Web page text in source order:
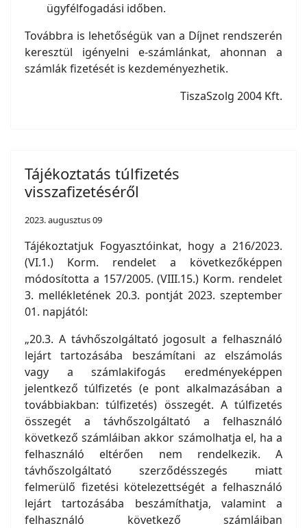
ügyfélfogadási időben.
Továbbra is lehetőségük van a Díjnet rendszerén
keresztül igényelni e-számlánkat, ahonnan a
számlák fizetését is kezdeményezhetik.
TiszaSzolg 2004 Kft.
Tájékoztatás túlfizetés
visszafizetéséről
2023. augusztus 09
Tájékoztatjuk Fogyasztóinkat, hogy a 216/2023.
(VI.1.) Korm. rendelet a következőképpen
módosította a 157/2005. (VIII.15.) Korm. rendelet
3. mellékletének 20.3. pontját 2023. szeptember
01. napjától:
„20.3. A távhőszolgáltató jogosult a felhasználó
lejárt tartozásába beszámítani az elszámolás
vagy a számlakifogás eredményeképpen
jelentkező túlfizetés (e pont alkalmazásában a
továbbiakban: túlfizetés) összegét. A túlfizetés
összegét a távhőszolgáltató a felhasználó
következő számláiban akkor számolhatja el, ha a
felhasználó eltérően nem rendelkezik. A
távhőszolgáltató szerződésszegés miatt
felmerülő fizetési kötelezettségét a felhasználó
lejárt tartozásába beszámíthatja, valamint a
felhasználó következő számláiban